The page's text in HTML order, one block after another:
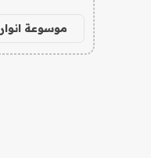
موسوعة انوار